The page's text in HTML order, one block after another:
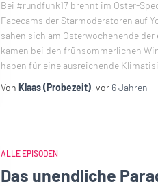
Bei #rundfunk17 brennt im Oster-
Facecams der Starmoderatoren auf
sahen sich am Osterwochenende
kamen bei den frühsommerlichen
haben für eine ausreichende
Von Klaas (Probezeit), vor 6 Jahren
ALLE EPISODEN
Das unendliche